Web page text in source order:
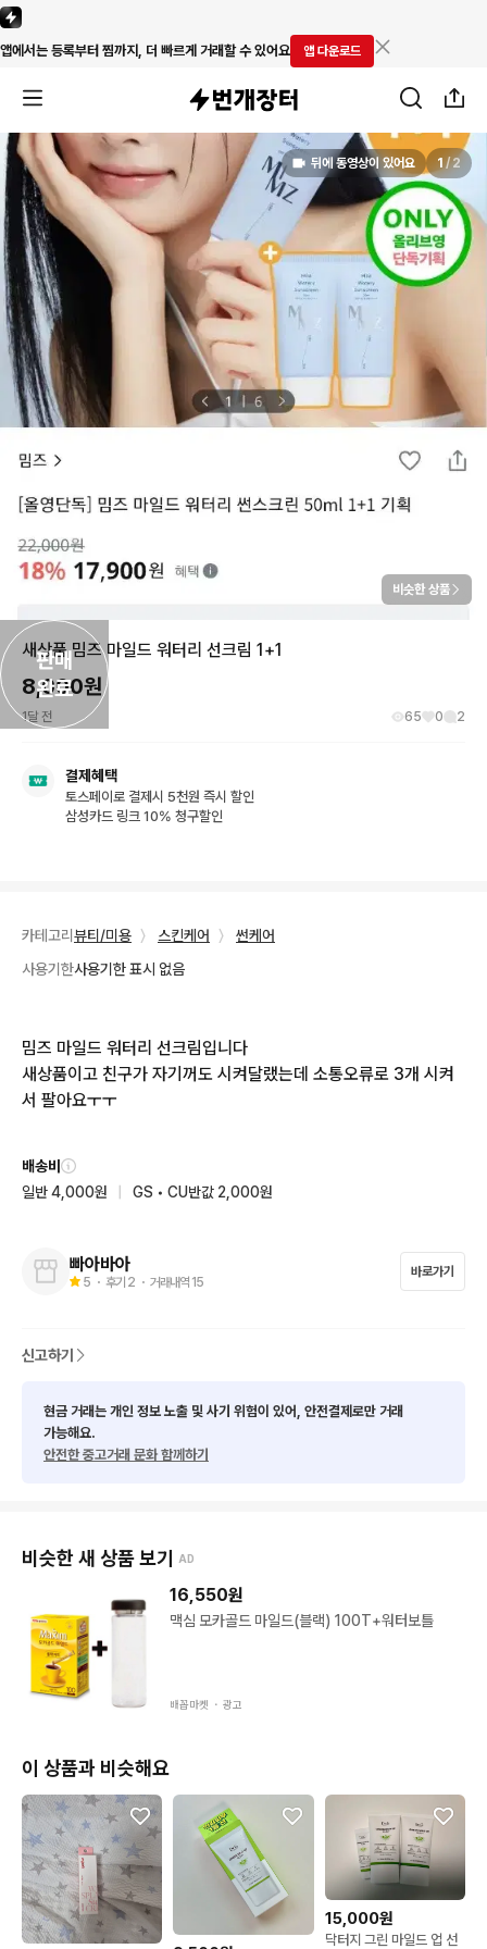
앱에서는 등록부터 찜까지, 더 빠르게 거래할 수 있어요 앱 다운로드
판매
완료
뒤에 동영상이 있어요 1/2
비슷한 상품
새상품 밈즈 마일드 워터리 선크림 1+1
8,000원
1달 전 65 0 2
결제혜택
토스페이로 결제시 5천원 즉시 할인
삼성카드 링크 10% 청구할인
카테고리 뷰티/미용 〉 스킨케어 〉
썬케어
사용기한사용기한 표시 없음
밈즈 마일드 워터리 선크림입니다
새상품이고 친구가 자기꺼도 시켜달랬는데 소통오류로 3개 시켜
서 팔아요ㅜㅜ
배송비
일반 4,000원
GS • CU반값 2,000원
빠아바아
5 ・ 후기 2 ・ 거래내역 15
바로가기
신고하기
현금 거래는 개인 정보 노출 및 사기 위험이 있어, 안전결제로만 거래
가능해요.
안전한 중고거래 문화 함께하기
비슷한 새 상품 보기 AD
16,550원
맥심 모카골드 마일드(블랙) 100T+워터보틀
배꼽마켓 ・ 광고
이 상품과 비슷해요
15,000원
닥터지 그린 마일드 업 선